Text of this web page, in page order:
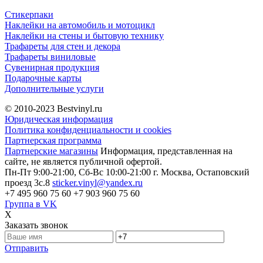
Стикерпаки
Наклейки на автомобиль и мотоцикл
Наклейки на стены и бытовую технику
Трафареты для стен и декора
Трафареты виниловые
Сувенирная продукция
Подарочные карты
Дополнительные услуги
© 2010-2023 Bestvinyl.ru
Юридическая информация
Политика конфиденциальности и cookies
Партнерская программа
Партнерские магазины Информация, представленная на
сайте, не является публичной офертой.
Пн-Пт 9:00-21:00, Сб-Вс 10:00-21:00 г. Москва, Остаповский
проезд 3с.8 sticker.vinyl@yandex.ru
+7 495 960 75 60 +7 903 960 75 60
Группа в VK
X
Заказать звонок
Отправить